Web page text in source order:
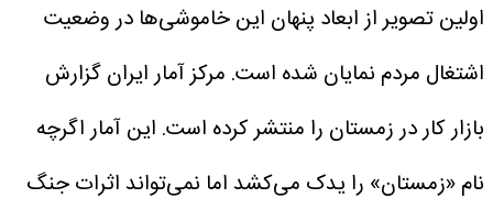
اولین تصویر از ابعاد پنهان این خاموشی‌ها در وضعیت
اشتغال مردم نمایان شده است. مرکز آمار ایران گزارش
بازار کار در زمستان را منتشر کرده است. این آمار اگرچه
نام ‌«زمستان» را یدک می‌کشد اما نمی‌تواند اثرات جنگ